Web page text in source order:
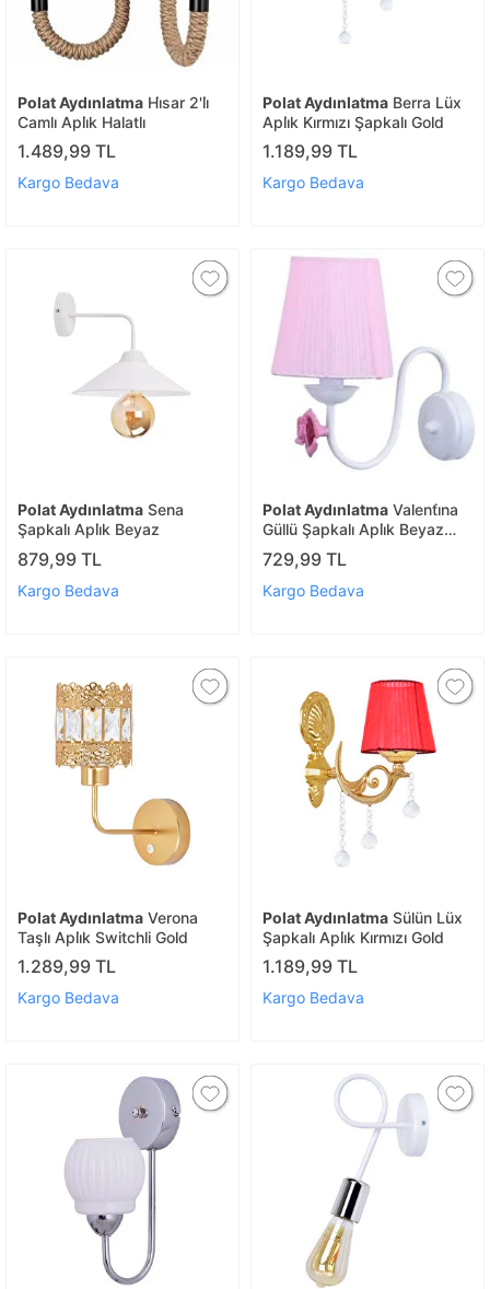
Polat Aydınlatma Hi̇sar 2'li̇
Camlı Apli̇k Halatlı
1.489,99 TL
Kargo Bedava
Polat Aydınlatma Berra Lüx
Apli̇k Kırmızı Şapkalı Gold
1.189,99 TL
Kargo Bedava
Polat Aydınlatma Sena
Şapkalı Apli̇k Beyaz
879,99 TL
Kargo Bedava
Polat Aydınlatma Valenti̇na
Güllü Şapkalı Apli̇k Beyaz
Pembe
729,99 TL
Kargo Bedava
Polat Aydınlatma Verona
Taşlı Apli̇k Switchli Gold
1.289,99 TL
Kargo Bedava
Polat Aydınlatma Sülün Lüx
Şapkalı Apli̇k Kırmızı Gold
1.189,99 TL
Kargo Bedava